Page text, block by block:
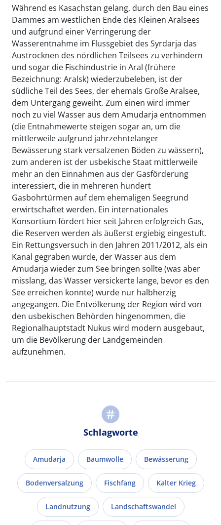
Während es Kasachstan gelang, durch den Bau eines
Dammes am westlichen Ende des Kleinen Aralsees
und aufgrund einer Verringerung der
Wasserentnahme im Flussgebiet des Syrdarja das
Austrocknen des nördlichen Teilsees zu verhindern
und sogar die Fischindustrie in Aral (frühere
Bezeichnung: Aralsk) wiederzubeleben, ist der
südliche Teil des Sees, der ehemals Große Aralsee,
dem Untergang geweiht. Zum einen wird immer
noch zu viel Wasser aus dem Amudarja entnommen
(die Entnahmewerte steigen sogar an, um die
mittlerweile aufgrund jahrzehntelanger
Bewässerung stark versalzenen Böden zu wässern),
zum anderen ist der usbekische Staat mittlerweile
mehr an den Einnahmen aus der Gasförderung
interessiert, die in mehreren hundert
Gasbohrtürmen auf dem ehemaligen Seegrund
erwirtschaftet werden. Ein internationales
Konsortium fördert hier seit Jahren erfolgreich Gas,
die Reserven werden als äußerst ergiebig eingestuft.
Ein Rettungsversuch in den Jahren 2011/2012, als ein
Kanal gegraben wurde, der Wasser aus dem
Amudarja wieder zum See bringen sollte (was aber
misslang, das Wasser versickerte lange, bevor es den
See erreichen konnte) wurde nur halbherzig
angegangen. Die Entvölkerung der Region wird von
den usbekischen Behörden hingenommen, die
Regionalhauptstadt Nukus wird modern ausgebaut,
um die Bevölkerung der Landgemeinden
aufzunehmen.
Schlagworte
Amudarja Baumwolle Bewässerung
Bodenversalzung Fischfang Kalter Krieg
Landnutzung Landschaftswandel